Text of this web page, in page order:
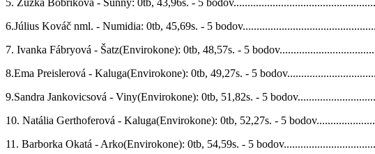
6.Július Kováč nml. - Numidia: 0tb, 45,69s. - 5
7. Ivanka Fábryová - Šatz(Envirokone): 0tb, 48,57s. - 5
8.Ema Preislerová - Kaluga(Envirokone): 0tb, 49,27s. - 5
9.Sandra Jankovicsová - Viny(Envirokone): 0tb, 51,82s. - 5
10. Natália Gerthoferová - Kaluga(Envirokone): 0tb, 52,27s. - 5
11. Barborka Okatá - Arko(Envirokone): 0tb, 54,59s. - 5